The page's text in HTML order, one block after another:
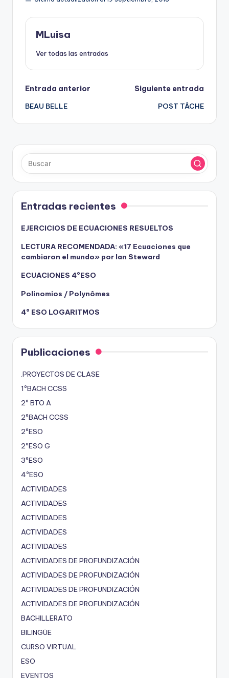
MLuisa
Ver todas las entradas
Navegación
de
Entrada anterior
BEAU BELLE
Siguiente entrada
POST TÂCHE
Entradas recientes
EJERCICIOS DE ECUACIONES RESUELTOS
LECTURA RECOMENDADA: «17 Ecuaciones que
cambiaron el mundo» por Ian Steward
ECUACIONES 4ºESO
Polinomios / Polynômes
4º ESO LOGARITMOS
Publicaciones
.PROYECTOS DE CLASE
1ºBACH CCSS
2º BTO A
2ºBACH CCSS
2ºESO
2ºESO G
3ºESO
4ºESO
ACTIVIDADES
ACTIVIDADES
ACTIVIDADES
ACTIVIDADES
ACTIVIDADES
ACTIVIDADES DE PROFUNDIZACIÓN
ACTIVIDADES DE PROFUNDIZACIÓN
ACTIVIDADES DE PROFUNDIZACIÓN
ACTIVIDADES DE PROFUNDIZACIÓN
BACHILLERATO
BILINGÜE
CURSO VIRTUAL
ESO
EVENTOS